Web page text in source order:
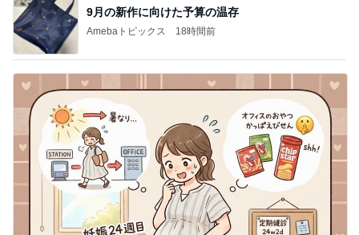
9月の新作に向けた予算の温存
Amebaトピックス 18時間前